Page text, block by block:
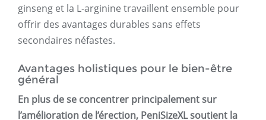
ginseng et la L-arginine travaillent ensemble pour
offrir des avantages durables sans effets
secondaires néfastes.
Avantages holistiques pour le bien-être
général
En plus de se concentrer principalement sur
l’amélioration de l’érection, PeniSizeXL soutient la